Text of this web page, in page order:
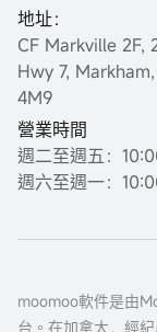
地址：
CF Markville 2F,
Hwy 7,
4M9
營業時間
週二至週五：
週六至週一：
moomoo軟件是由
台。在加拿大，經